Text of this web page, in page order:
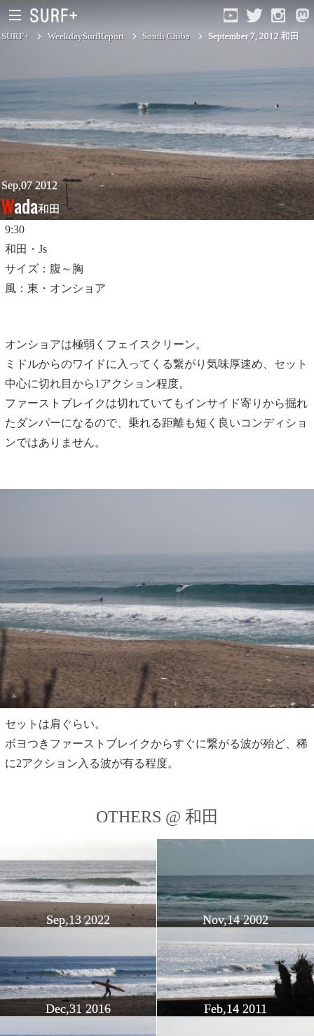
South Ibaraki
North Chiba
South Chiba
Unusually
Video Logs
Monthly Archive
SURF+ WeekdaySurfReport South Chiba September 7, 2012 和田
Sep,07 2012
Wada和田
9:30
和田・Js
サイズ：腹～胸
風：東・オンショア
オンショアは極弱くフェイスクリーン。
ミドルからのワイドに入ってくる繋がり気味厚速め、セット
中心に切れ目から1アクション程度。
ファーストブレイクは切れていてもインサイド寄りから掘れ
たダンパーになるので、乗れる距離も短く良いコンディショ
ンではありません。
セットは肩ぐらい。
ボヨつきファーストブレイクからすぐに繋がる波が殆ど、稀
に2アクション入る波が有る程度。
OTHERS @ 和田
Sep,13 2022 Nov,14 2002
Dec,31 2016 Feb,14 2011